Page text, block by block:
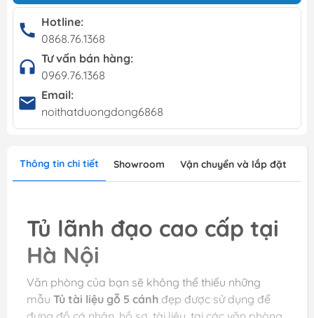
Hotline:
0868.76.1368
Tư vấn bán hàng:
0969.76.1368
Email:
noithatduongdong6868
Thông tin chi tiết Showroom Vận chuyển và lắp đặt
Tủ lãnh đạo cao cấp tại
Hà Nội
Văn phòng của bạn sẽ không thể thiếu những
mẫu Tủ tài liệu gỗ 5 cánh đẹp được sử dụng để